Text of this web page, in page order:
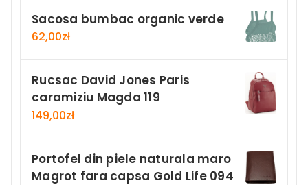
Sacosa bumbac organic verde
62,00zł
Rucsac David Jones Paris
caramiziu Magda 119
149,00zł
Portofel din piele naturala maro
Magrot fara capsa Gold Life 094